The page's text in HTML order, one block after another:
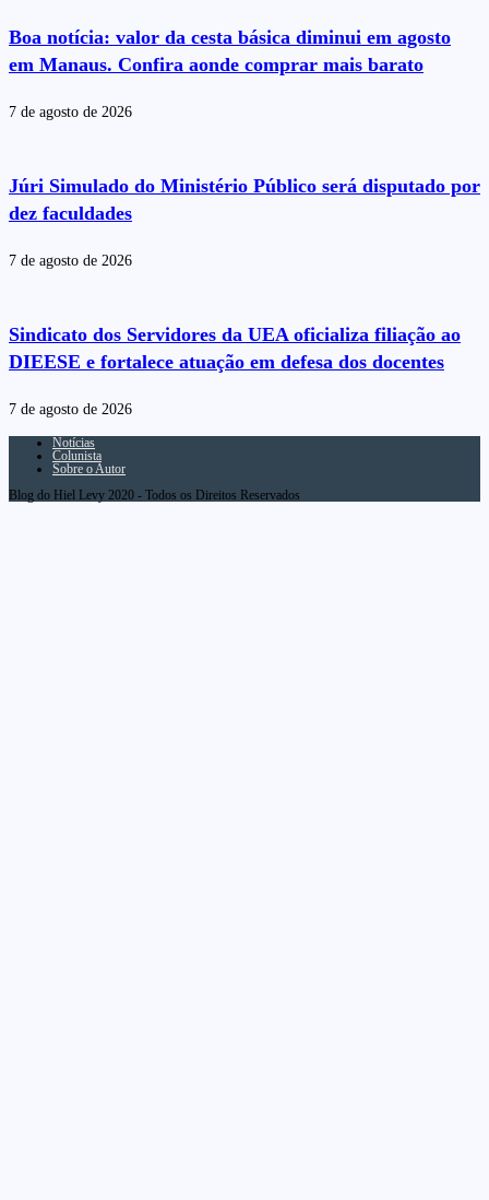
Boa notícia: valor da cesta básica diminui em agosto
em Manaus. Confira aonde comprar mais barato
7 de agosto de 2026
Júri Simulado do Ministério Público será disputado por
dez faculdades
7 de agosto de 2026
Sindicato dos Servidores da UEA oficializa filiação ao
DIEESE e fortalece atuação em defesa dos docentes
7 de agosto de 2026
Notícias
Colunista
Sobre o Autor
Blog do Hiel Levy 2020 - Todos os Direitos Reservados